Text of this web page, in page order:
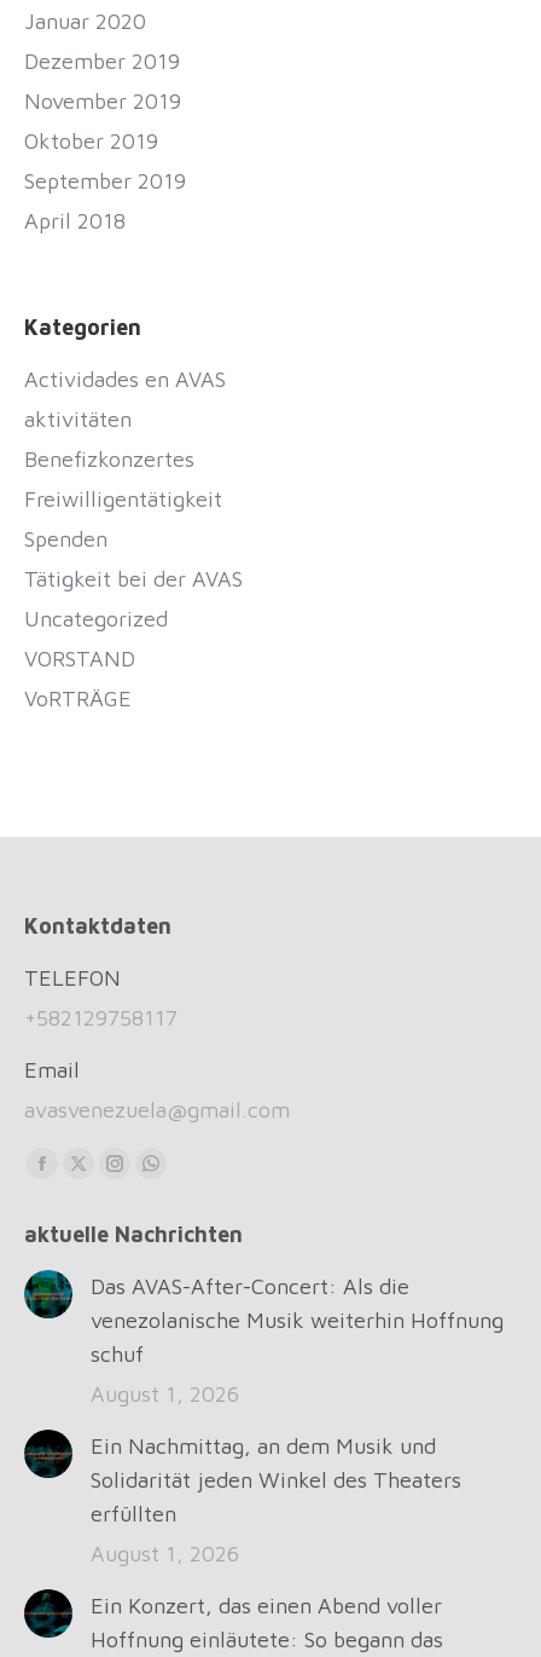
Januar 2020
Dezember 2019
November 2019
Oktober 2019
September 2019
April 2018
Kategorien
Actividades en AVAS
aktivitäten
Benefizkonzertes
Freiwilligentätigkeit
Spenden
Tätigkeit bei der AVAS
Uncategorized
VORSTAND
VoRTRÄGE
Kontaktdaten
TELEFON
+582129758117
Email
avasvenezuela@gmail.com
Find us on:
Facebook
opens
in
new
window
X
opens
new
window
Instagram
opens
new
window
Whatsapp
opens
new
window
aktuelle Nachrichten
Das AVAS-After-Concert: Als die
venezolanische Musik weiterhin Hoffnung
schuf
August 1, 2026
Ein Nachmittag, an dem Musik und
Solidarität jeden Winkel des Theaters
erfüllten
August 1, 2026
Ein Konzert, das einen Abend voller
Hoffnung einläutete: So begann das